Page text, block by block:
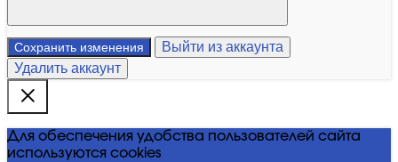
Сохранить изменения
Выйти из аккаунта
Удалить аккаунт
Для обеспечения удобства пользователей сайта
используются cookies